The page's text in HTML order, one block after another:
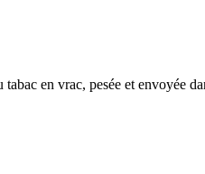
en vrac, pesée et envoyée